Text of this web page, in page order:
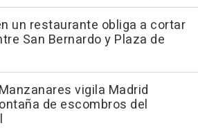
un restaurante obliga a cortar
San Bernardo y Plaza de
vigila Madrid
de escombros del